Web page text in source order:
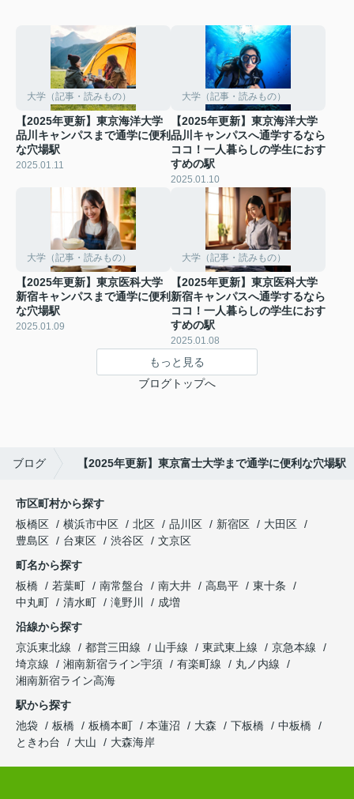
大学（記事・読みもの）
【2025年更新】東京海洋大学
品川キャンパスまで通学に便利
な穴場駅
2025.01.11
大学（記事・読みもの）
【2025年更新】東京海洋大学
品川キャンパスへ通学するなら
ココ！一人暮らしの学生におす
すめの駅
2025.01.10
大学（記事・読みもの）
【2025年更新】東京医科大学
新宿キャンパスまで通学に便利
な穴場駅
2025.01.09
大学（記事・読みもの）
【2025年更新】東京医科大学
新宿キャンパスへ通学するなら
ココ！一人暮らしの学生におす
すめの駅
2025.01.08
もっと見る
ブログトップへ
ブログ 【2025年更新】東京富士大学まで通学に便利な穴場駅
市区町村から探す
板橋区
横浜市中区 北区 品川区 新宿区
大田区
豊島区
台東区 渋谷区
文京区
町名から探す
板橋
若葉町 南常盤台 南大井 高島平
東十条
中丸町
清水町 滝野川
成増
沿線から探す
京浜東北線
都営三田線 山手線 東武東上線
京急本線
埼京線
湘南新宿ライン宇須 有楽町線
丸ノ内線
湘南新宿ライン高海
駅から探す
池袋
板橋 板橋本町 本蓮沼 大森 下板橋
中板橋
ときわ台
大山 大森海岸